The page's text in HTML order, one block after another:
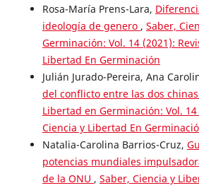
Rosa-María Prens-Lara,
ideología de genero , Saber,
Germinación: Vol. 14 (2021):
Libertad En Germinación
Julián Jurado-Pereira, Ana
del conflicto entre las dos chinas
Libertad en Germinación: Vol.
Ciencia y Libertad En
Natalia-Carolina Barrios-Cruz,
potencias mundiales
de la ONU , Saber, Ciencia y